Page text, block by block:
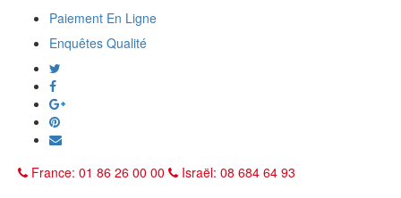
Paiement En Ligne
Enquêtes Qualité
France: 01 86 26 00 00 Israël: 08 684 64 93